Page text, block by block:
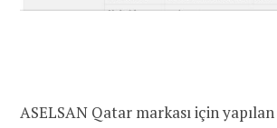
ASELSAN Qatar markası için